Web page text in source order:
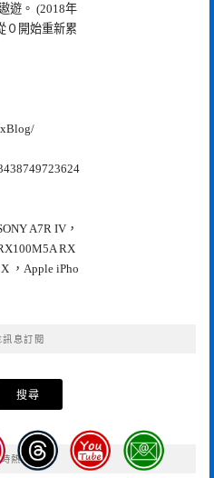
遊。 (2018年
０開始重新累
A7R IV，
RX
，Apple iPho
息訂閱
熱門文章